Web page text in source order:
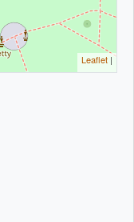
Leaflet |